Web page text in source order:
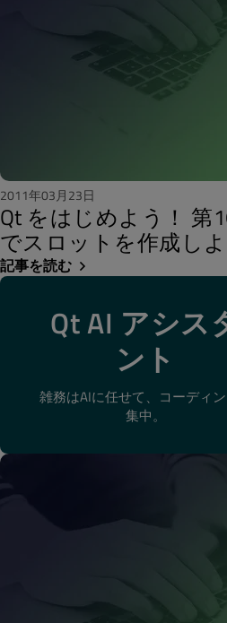
2011年03月23日
Qt をはじめよう！ 第
でスロットを作成し
記事を読む
Qt AI アシス
ント
雑務はAIに任せて、コーディ
集中。